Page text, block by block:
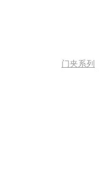
门夹系列